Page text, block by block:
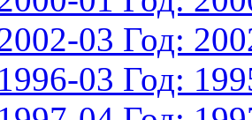
03 Год:
03 Год: